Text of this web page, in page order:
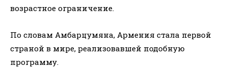
возрастное ограничение.
По словам Амбарцумяна, Армения стала первой
страной в мире, реализовавшей подобную
программу.